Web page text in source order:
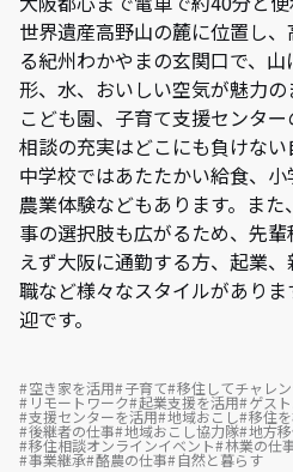
世界遺産高野山の麓に位置し
る紀州わかやまの玄関口で、
形、水、おいしい空気が魅力の
こども園、子育て支援センタ
相談の充実はどこにも負けな
中学校ではあたたかい給食、
農業体験などもあります。ま
事の選択肢も広がるため、先
えず大阪に通勤する方、起業
職など様々なスタイルがあり
迎です。
空き家を活用 子育て 移住してチャレ
リモートワーク 起業支援を活用 ゲス
支援センターを活用 地域おこし 移住
後継者の仕事 地域おこし協力隊 地方
移住相談オンラインイベント 林業の仕
事業継承 酪農の仕事 自然と暮らす